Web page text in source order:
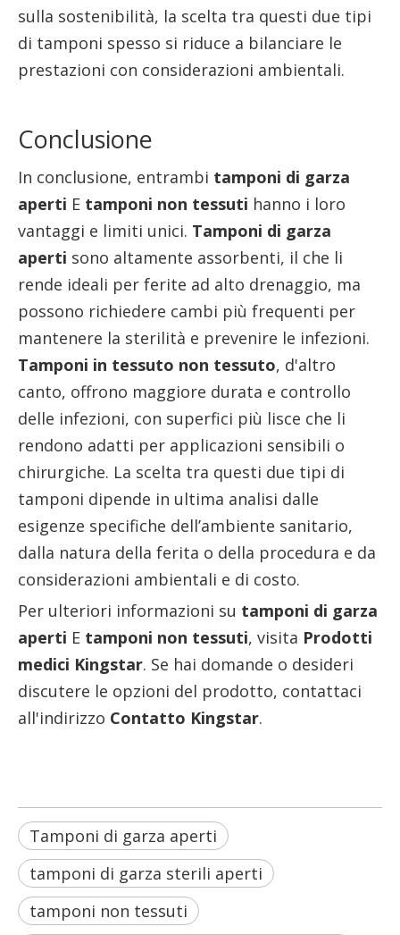
sulla sostenibilità, la scelta tra questi due tipi
di tamponi spesso si riduce a bilanciare le
prestazioni con considerazioni ambientali.
Conclusione
In conclusione, entrambi tamponi di garza
aperti E tamponi non tessuti hanno i loro
vantaggi e limiti unici. Tamponi di garza
aperti sono altamente assorbenti, il che li
rende ideali per ferite ad alto drenaggio, ma
possono richiedere cambi più frequenti per
mantenere la sterilità e prevenire le infezioni.
Tamponi in tessuto non tessuto, d'altro
canto, offrono maggiore durata e controllo
delle infezioni, con superfici più lisce che li
rendono adatti per applicazioni sensibili o
chirurgiche. La scelta tra questi due tipi di
tamponi dipende in ultima analisi dalle
esigenze specifiche dell’ambiente sanitario,
dalla natura della ferita o della procedura e da
considerazioni ambientali e di costo.
Per ulteriori informazioni su tamponi di garza
aperti E tamponi non tessuti, visita Prodotti
medici Kingstar. Se hai domande o desideri
discutere le opzioni del prodotto, contattaci
all'indirizzo Contatto Kingstar.
Tamponi di garza aperti
tamponi di garza sterili aperti
tamponi non tessuti